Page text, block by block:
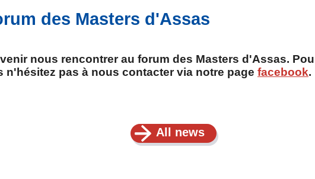
des Masters d'Assas
nous rencontrer au forum des Masters d'Assas.
n'hésitez pas à nous contacter via notre page facebook.
All news